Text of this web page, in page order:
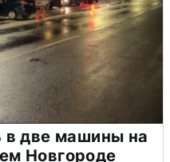
в две машины на
Новгороде